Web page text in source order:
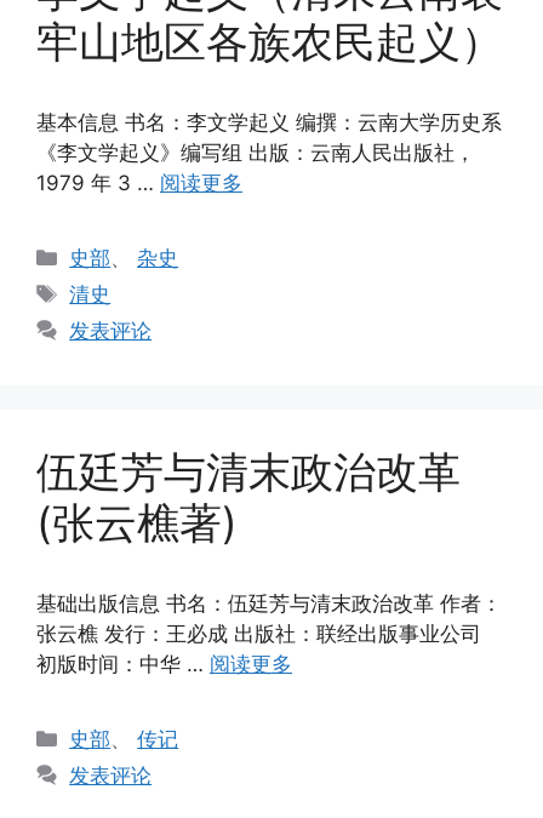
牢山地区各族农民起义）
基本信息 书名：李文学起义 编撰：云南大学历史系
《李文学起义》编写组 出版：云南人民出版社，
1979 年 3 … 阅读更多
分
类
史部、杂史
标
签
清史
发表评论
伍廷芳与清末政治改革
(张云樵著)
基础出版信息 书名：伍廷芳与清末政治改革 作者：
张云樵 发行：王必成 出版社：联经出版事业公司
初版时间：中华 … 阅读更多
分
类
史部、传记
发表评论